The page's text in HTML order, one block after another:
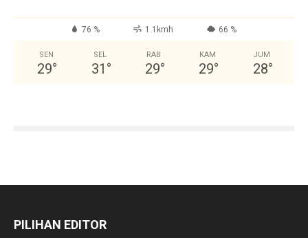
76 % 1.1kmh 66 %
SEN
29°
SEL
31 °
RAB
29°
KAM
29°
JUM
28°
PILIHAN EDITOR